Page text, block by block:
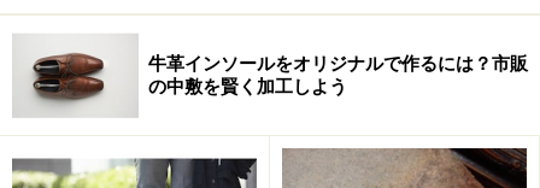
たのかな？）、そんなことはともかく、まあちょっとキ
ザに見える時もあるけれど、白い紳士靴が夏場の休日の
ドレスアップに役立つ一足であることは確かです。
牛革インソールをオリジナルで作るには？市販
の中敷を賢く加工しよう